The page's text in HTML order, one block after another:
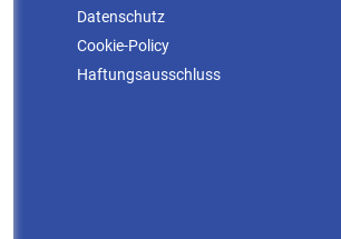
Datenschutz
Cookie-Policy
Haftungsausschluss